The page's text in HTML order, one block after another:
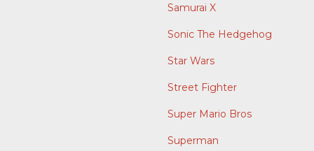
Samurai X
Sonic The Hedgehog
Star Wars
Street Fighter
Super Mario Bros
Superman